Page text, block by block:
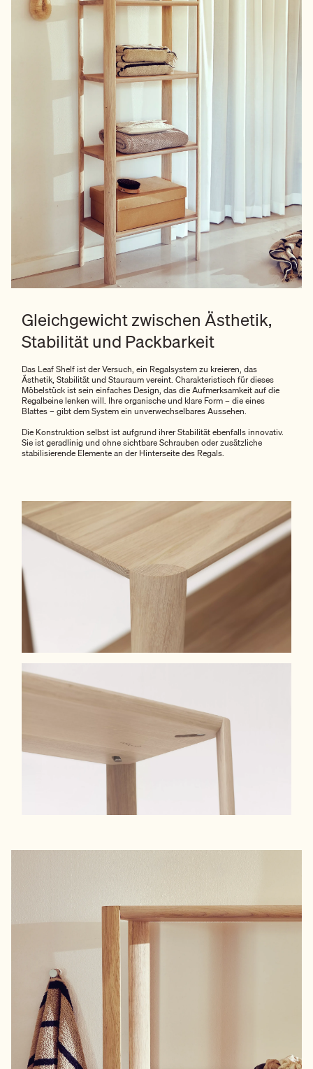
Gleichgewicht zwischen Ästhetik,
Stabilität und Packbarkeit
Das Leaf Shelf ist der Versuch, ein Regalsystem zu kreieren, das
Ästhetik, Stabilität und Stauraum vereint. Charakteristisch für dieses
Möbelstück ist sein einfaches Design, das die Aufmerksamkeit auf die
Regalbeine lenken will. Ihre organische und klare Form – die eines
Blattes – gibt dem System ein unverwechselbares Aussehen.
Die Konstruktion selbst ist aufgrund ihrer Stabilität ebenfalls innovativ.
Sie ist geradlinig und ohne sichtbare Schrauben oder zusätzliche
stabilisierende Elemente an der Hinterseite des Regals.